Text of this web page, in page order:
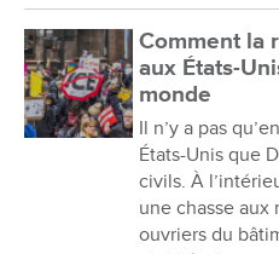
Comment la
aux États-
monde
Il n’y a pas
États-Unis que
civils. À
une chasse aux
ouvriers du